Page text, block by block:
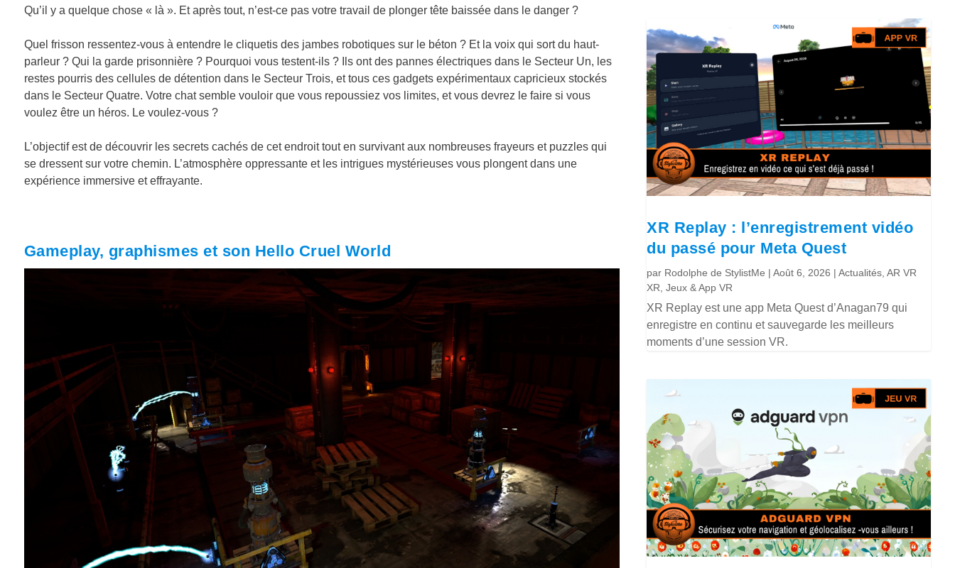
Qu’il y a quelque chose « là ». Et après tout, n’est-ce pas votre travail de plonger tête baissée dans le danger ?
Quel frisson ressentez-vous à entendre le cliquetis des jambes robotiques sur le béton ? Et la voix qui sort du haut-
parleur ? Qui la garde prisonnière ? Pourquoi vous testent-ils ? Ils ont des pannes électriques dans le Secteur Un, les
restes pourris des cellules de détention dans le Secteur Trois, et tous ces gadgets expérimentaux capricieux stockés
dans le Secteur Quatre. Votre chat semble vouloir que vous repoussiez vos limites, et vous devrez le faire si vous
voulez être un héros. Le voulez-vous ?
L’objectif est de découvrir les secrets cachés de cet endroit tout en survivant aux nombreuses frayeurs et puzzles qui
se dressent sur votre chemin. L’atmosphère oppressante et les intrigues mystérieuses vous plongent dans une
expérience immersive et effrayante.
Gameplay, graphismes et son Hello Cruel World
XR Replay : l’enregistrement vidéo
du passé pour Meta Quest
par Rodolphe de StylistMe |Août 6, 2026 |Actualités ,AR VR
XR ,Jeux & App VR
XR Replay est une app Meta Quest d’Anagan79 qui
enregistre en continu et sauvegarde les meilleurs
moments d’une session VR.